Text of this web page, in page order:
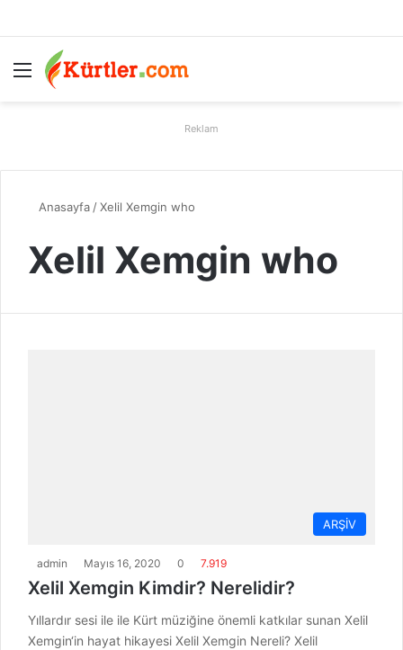
Menü
Reklam
Anasayfa /Xelil Xemgin who
Xelil Xemgin who
ARŞİV
admin Mayıs 16, 2020 0 7.919
Xelil Xemgin Kimdir? Nerelidir?
Yıllardır sesi ile ile Kürt müziğine önemli katkılar sunan Xelil
Xemgin‘in hayat hikayesi Xelil Xemgin Nereli? Xelil